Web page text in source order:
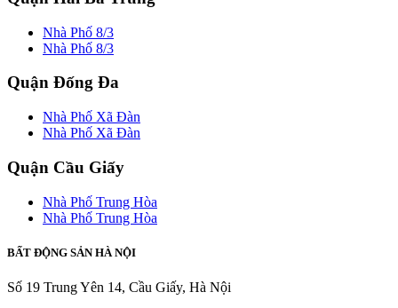
Nhà Phố 8/3
Nhà Phố 8/3
Quận Đống Đa
Nhà Phố Xã Đàn
Nhà Phố Xã Đàn
Quận Cầu Giấy
Nhà Phố Trung Hòa
Nhà Phố Trung Hòa
BẤT ĐỘNG SẢN HÀ NỘI
Số 19 Trung Yên 14, Cầu Giấy, Hà Nội